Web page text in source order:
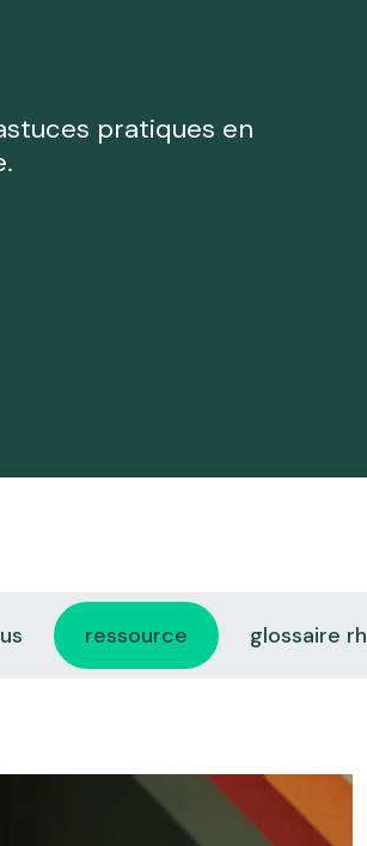
d'expert·e
support RH
profil pour votre
équipe de
pratiques en
ressource glossaire rh